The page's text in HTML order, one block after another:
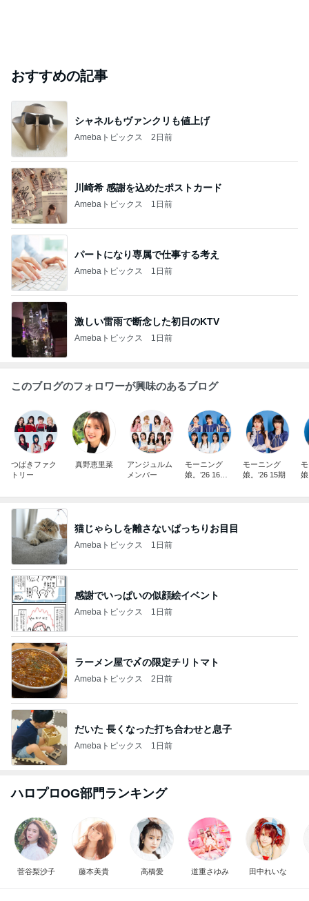
おすすめの記事
シャネルもヴァンクリも値上げ
Amebaトピックス 2日前
川崎希 感謝を込めたポストカード
Amebaトピックス 1日前
パートになり専属で仕事する考え
Amebaトピックス 1日前
激しい雷雨で断念した初日のKTV
Amebaトピックス 1日前
このブログのフォロワーが興味のあるブログ
つばきファク
トリー
真野恵里菜
アンジュルム
メンバー
モーニング
娘。’26 16期1
ィシャルブロ
モーニング
娘。’26 15期
猫じゃらしを離さないぱっちりお目目
Amebaトピックス 1日前
感謝でいっぱいの似顔絵イベント
Amebaトピックス 1日前
ラーメン屋で〆の限定チリトマト
Amebaトピックス 2日前
だいた 長くなった打ち合わせと息子
Amebaトピックス 1日前
ハロプロOG部門ランキング
菅谷梨沙子 藤本美貴 高橋愛 道重さゆみ 田中れいな